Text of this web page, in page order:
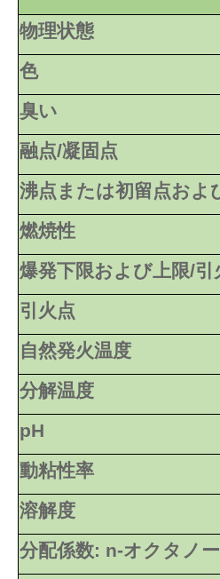
物理状態
色
臭い
融点/凝固点
沸点または初留点およ
燃焼性
爆発下限および上限/引
引火点
自然発火温度
分解温度
pH
動粘性率
溶解度
分配係数: n-オクタノ